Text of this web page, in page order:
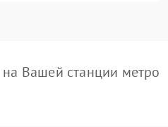
Вашей станции метро